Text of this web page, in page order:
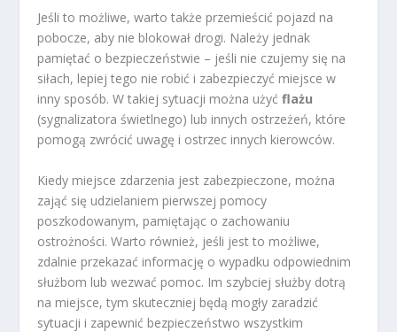
Jeśli to możliwe, warto także przemieścić pojazd na
pobocze, aby nie blokował drogi. Należy jednak
pamiętać o bezpieczeństwie – jeśli nie czujemy się na
siłach, lepiej tego nie robić i zabezpieczyć miejsce w
inny sposób. W takiej sytuacji można użyćflażu
(sygnalizatora świetlnego) lub innych ostrzeżeń, które
pomogą zwrócić uwagę i ostrzec innych kierowców.
Kiedy miejsce zdarzenia jest zabezpieczone, można
zająć się udzielaniem pierwszej pomocy
poszkodowanym, pamiętając o zachowaniu
ostrożności. Warto również, jeśli jest to możliwe,
zdalnie przekazać informację o wypadku odpowiednim
służbom lub wezwać pomoc. Im szybciej służby dotrą
na miejsce, tym skuteczniej będą mogły zaradzić
sytuacji i zapewnić bezpieczeństwo wszystkim